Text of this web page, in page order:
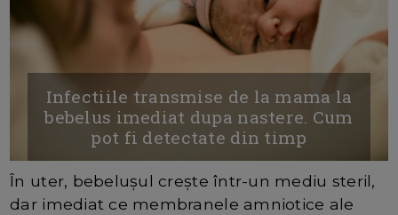
Infectiile transmise de la mama la
bebelus imediat dupa nastere. Cum
pot fi detectate din timp
În uter, bebelușul crește într-un mediu steril,
dar imediat ce membranele amniotice ale